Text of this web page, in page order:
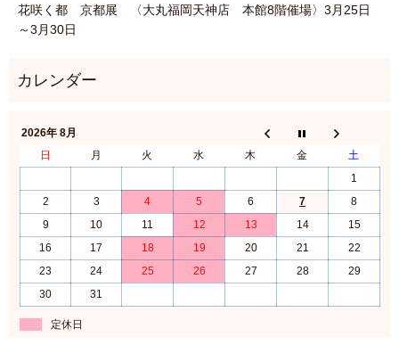
花咲く都 京都展 〈大丸福岡天神店 本館8階催場〉3月25日
～3月30日
2026年 8月
日
月 火 水 木 金
土
1
2
3 4 5 6 7
8
9
10 11 12 13 14
15
16
17 18 19 20 21
22
23
24 25 26 27 28
29
30
31
定休日